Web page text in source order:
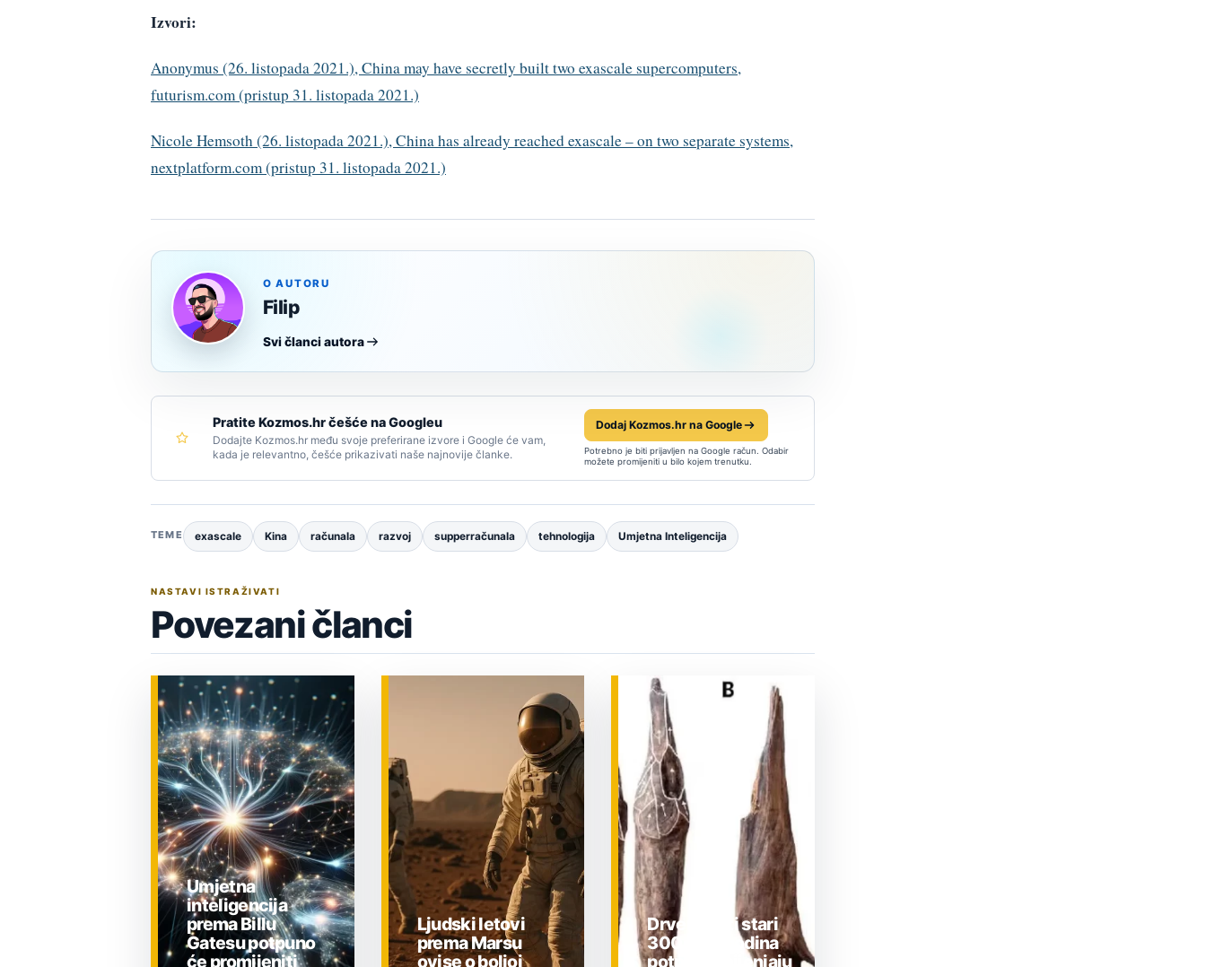
Izvori:
Anonymus (26. listopada 2021.), China may have secretly built two exascale supercomputers,
futurism.com (pristup 31. listopada 2021.)
Nicole Hemsoth (26. listopada 2021.), China has already reached exascale – on two separate systems,
nextplatform.com (pristup 31. listopada 2021.)
O AUTORU
Filip
Svi članci autora
Pratite Kozmos.hr češće na Googleu
Dodajte Kozmos.hr među svoje preferirane izvore i Google će vam,
kada je relevantno, češće prikazivati naše najnovije članke.
Dodaj Kozmos.hr na Google
Potrebno je biti prijavljen na Google račun. Odabir
možete promijeniti u bilo kojem trenutku.
TEME exascale Kina računala razvoj supperračunala tehnologija Umjetna Inteligencija
NASTAVI ISTRAŽIVATI
Povezani članci
Umjetna
inteligencija
prema Billu
Gatesu potpuno
će promijeniti
Ljudski letovi
prema Marsu
ovise o boljoj
Drveni alati stari
300.000 godina
potpuno mijenjaju